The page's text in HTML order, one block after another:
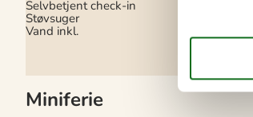
Selvbetjent check-in
Støvsuger
Vand inkl.
Miniferie